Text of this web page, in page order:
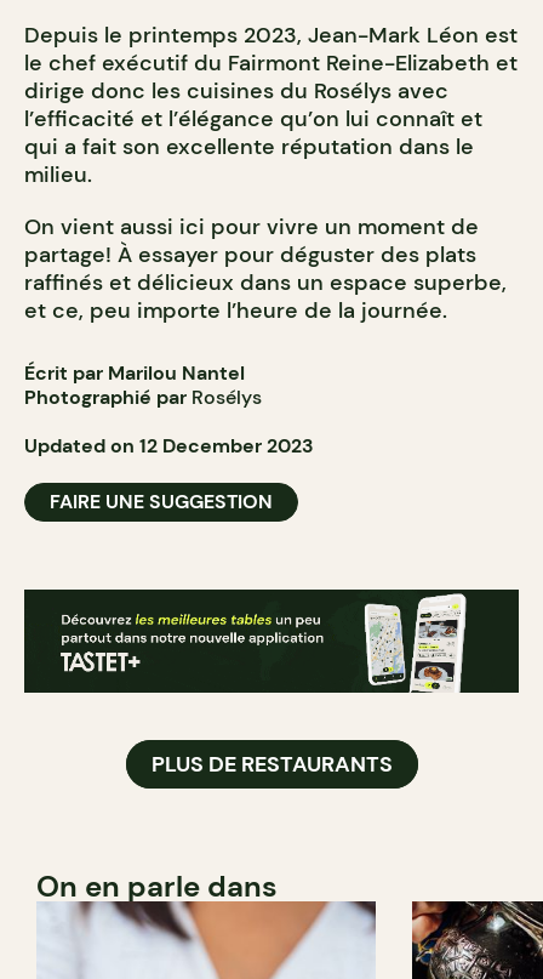
Depuis le printemps 2023, Jean-Mark Léon est
le chef exécutif du Fairmont Reine-Elizabeth et
dirige donc les cuisines du Rosélys avec
l’efficacité et l’élégance qu’on lui connaît et
qui a fait son excellente réputation dans le
milieu.
On vient aussi ici pour vivre un moment de
partage! À essayer pour déguster des plats
raffinés et délicieux dans un espace superbe,
et ce, peu importe l’heure de la journée.
Écrit par Marilou Nantel
Photographié par Rosélys
Updated on 12 December 2023
FAIRE UNE SUGGESTION
PLUS DE RESTAURANTS
On en parle dans